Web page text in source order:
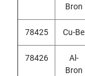
A
P
S
(
Bron
78425 Cu-Be
78426
Al-
Bron